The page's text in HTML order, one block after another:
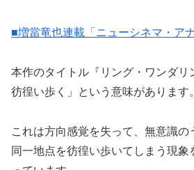
■増當竜也連載「ニューシネマ・ア
本作のタイトル『リング・ワンダリ
彷徨い歩く」という意味があります。
これは方向感覚を失って、無意識の
同一地点を彷徨い歩いてしまう現象